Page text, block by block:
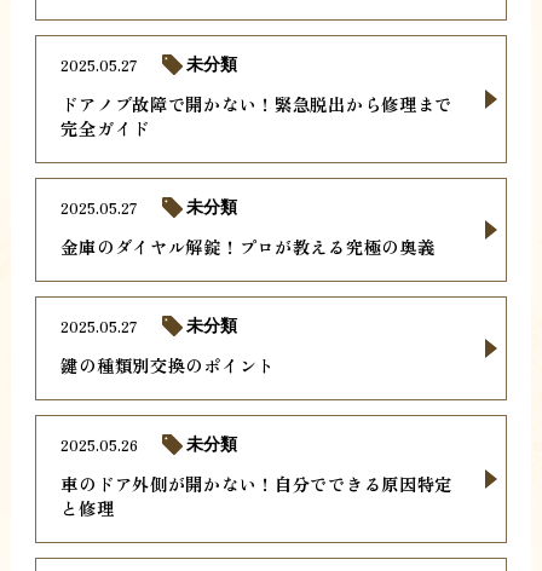
ドアノブ故障で開かない！緊急脱出から修理まで
完全ガイド
2025.05.27 未分類
金庫のダイヤル解錠！プロが教える究極の奥義
2025.05.27 未分類
鍵の種類別交換のポイント
2025.05.27 未分類
車のドア外側が開かない！自分でできる原因特定
と修理
2025.05.26 未分類